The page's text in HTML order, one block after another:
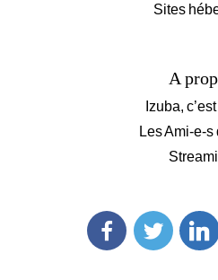
Sites
A
Izuba,
Les Ami-e-s